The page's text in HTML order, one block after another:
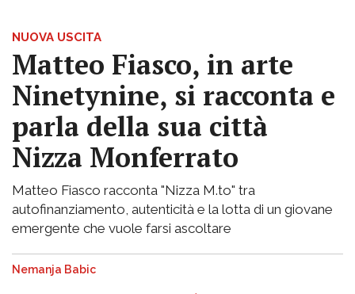
NUOVA USCITA
Matteo Fiasco, in arte
Ninetynine, si racconta e
parla della sua città
Nizza Monferrato
Matteo Fiasco racconta "Nizza M.to" tra
autofinanziamento, autenticità e la lotta di un giovane
emergente che vuole farsi ascoltare
Nemanja Babic